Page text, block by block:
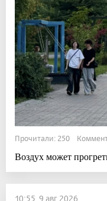
Прочитали: 250
Воздух может
10:55, 9 авг 2026